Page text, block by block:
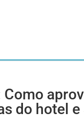
Como
do hotel